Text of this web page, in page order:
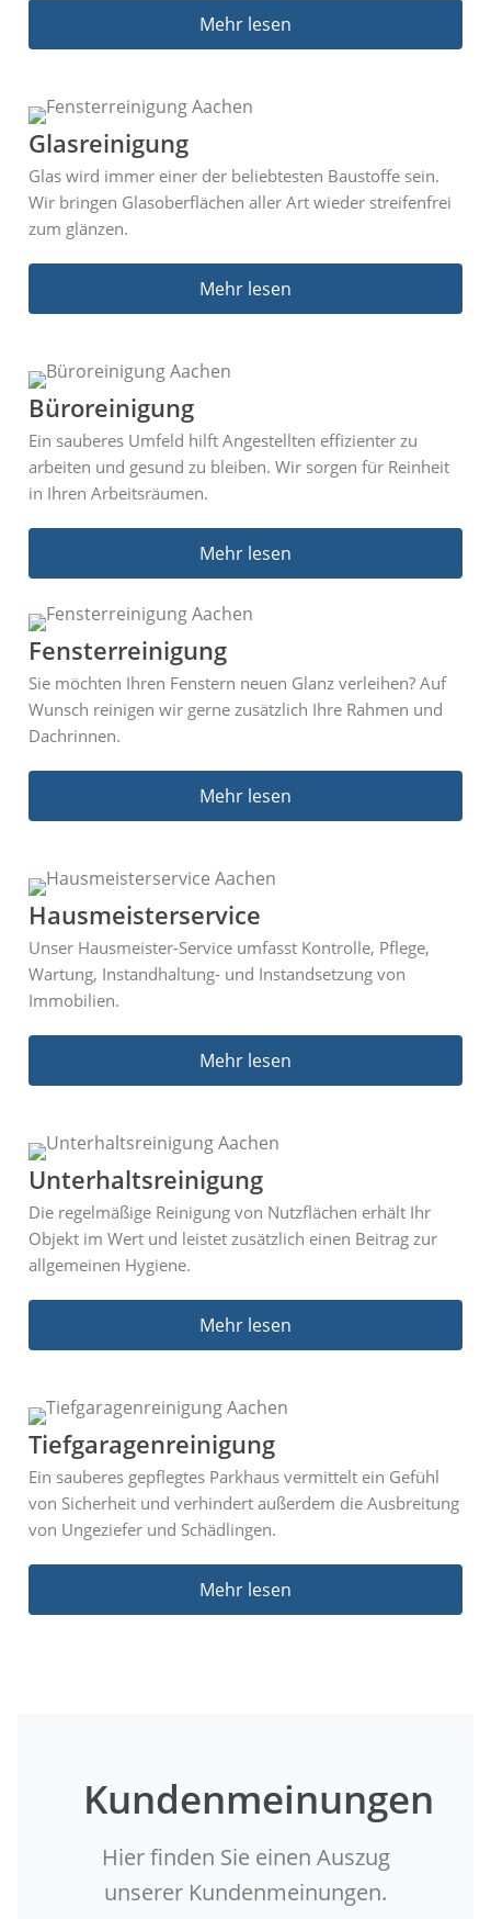
Mehr lesen
Glasreinigung
Glas wird immer einer der beliebtesten Baustoffe sein.
Wir bringen Glasoberflächen aller Art wieder streifenfrei
zum glänzen.
Mehr lesen
Büroreinigung
Ein sauberes Umfeld hilft Angestellten effizienter zu
arbeiten und gesund zu bleiben. Wir sorgen für Reinheit
in Ihren Arbeitsräumen.
Mehr lesen
Fensterreinigung​
Sie möchten Ihren Fenstern neuen Glanz verleihen? Auf
Wunsch reinigen wir gerne zusätzlich Ihre Rahmen und
Dachrinnen.
Mehr lesen
Hausmeisterservice
Unser Hausmeister-Service umfasst Kontrolle, Pflege,
Wartung, Instandhaltung- und Instandsetzung von
Immobilien.
Mehr lesen
Unterhaltsreinigung
Die regelmäßige Reinigung von Nutzflächen erhält Ihr
Objekt im Wert und leistet zusätzlich einen Beitrag zur
allgemeinen Hygiene.
Mehr lesen
Tiefgaragenreinigung
Ein sauberes gepflegtes Parkhaus vermittelt ein Gefühl
von Sicherheit und verhindert außerdem die Ausbreitung
von Ungeziefer und Schädlingen.
Mehr lesen
Kundenmeinungen
Hier finden Sie einen Auszug
unserer Kundenmeinungen.